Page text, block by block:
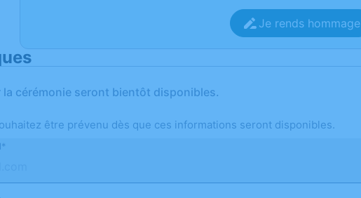
Je rends hommage
cérémonie seront bientôt disponibles.
être prévenu dès que ces informations seront disponibles.